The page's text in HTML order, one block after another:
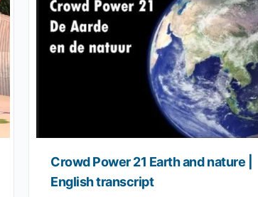
Crowd Power 21 Earth and nature |
English transcript